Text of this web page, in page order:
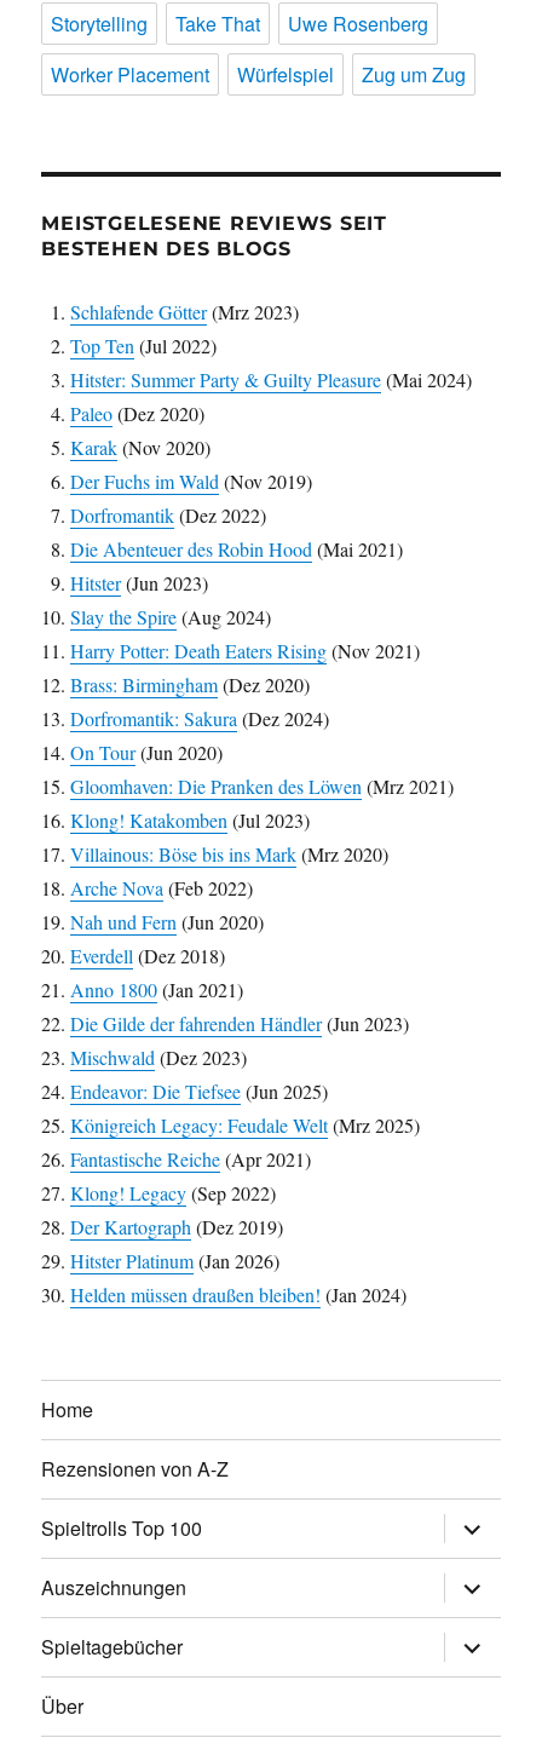
Storytelling
Take That
Uwe Rosenberg
Worker Placement
Würfelspiel Zug um Zug
MEISTGELESENE REVIEWS SEIT
BESTEHEN DES BLOGS
Schlafende Götter(Mrz 2023)
Top Ten (Jul 2022)
Hitster: Summer Party & Guilty Pleasure(Mai 2024)
Paleo(Dez 2020)
Karak(Nov 2020)
Der Fuchs im Wald (Nov 2019)
Dorfromantik(Dez 2022)
Die Abenteuer des Robin Hood (Mai 2021)
Hitster(Jun 2023)
Slay the Spire(Aug 2024)
Harry Potter: Death Eaters Rising(Nov 2021)
Brass: Birmingham(Dez 2020)
Dorfromantik: Sakura (Dez 2024)
On Tour(Jun 2020)
Gloomhaven: Die Pranken des Löwen (Mrz 2021)
Klong! Katakomben (Jul 2023)
Villainous: Böse bis ins Mark(Mrz 2020)
Arche Nova (Feb 2022)
Nah und Fern (Jun 2020)
Everdell (Dez 2018)
Anno 1800(Jan 2021)
Die Gilde der fahrenden Händler(Jun 2023)
Mischwald (Dez 2023)
Endeavor: Die Tiefsee(Jun 2025)
Königreich Legacy: Feudale Welt(Mrz 2025)
Fantastische Reiche(Apr 2021)
Klong! Legacy(Sep 2022)
Der Kartograph (Dez 2019)
Hitster Platinum(Jan 2026)
Helden müssen draußen bleiben! (Jan 2024)
Home
Rezensionen von A-Z
Spieltrolls Top 100
öffnen
Auszeichnungen
öffnen
Spieltagebücher
öffnen
Über